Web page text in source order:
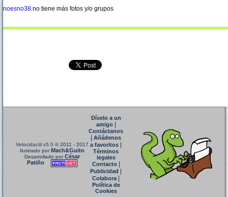
noesno38 no tiene más fotos y/o grupos
Velocidactil v5.0 © 2011 - 2017
Ilustrado porMach&Guito
Desarrollado porCésar
Patiño
Díselo a un
amigo|
Contáctanos
Añádenos
a favoritos
Términos
legales
Contacto|
Publicidad
Colabora|
Política de
Cookies